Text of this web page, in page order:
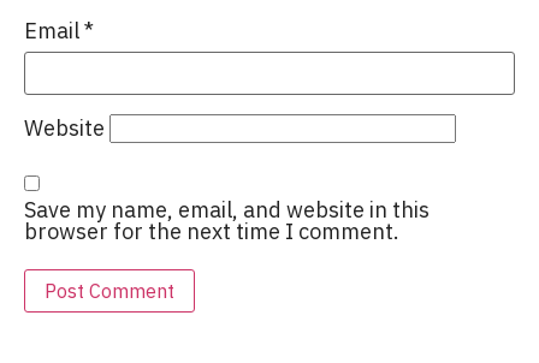
Email*
Website
Save my name, email, and website in this
browser for the next time I comment.